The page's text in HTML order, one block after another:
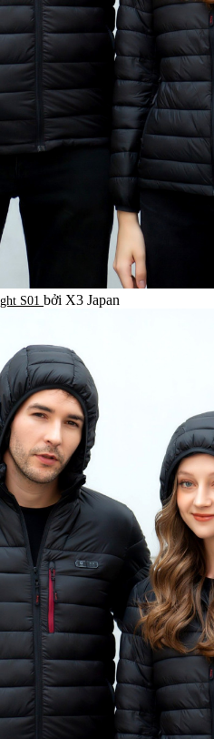
S01 bởi X3 Japan